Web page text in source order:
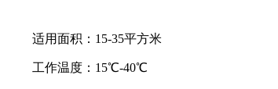
适用面积：15-35平方米
工作温度：15℃-40℃